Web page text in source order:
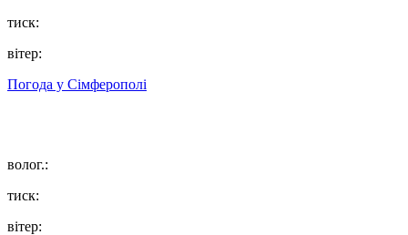
тиск:
вітер:
Погода у Сімферополі
волог.:
тиск:
вітер: